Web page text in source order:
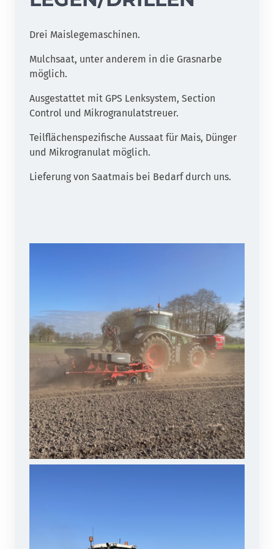
Drei Maislegemaschinen.
Mulchsaat, unter anderem in die Grasnarbe
möglich.
Ausgestattet mit GPS Lenksystem, Section
Control und Mikrogranulatstreuer.
Teilflächenspezifische Aussaat für Mais, Dünger
und Mikrogranulat möglich.
Lieferung von Saatmais bei Bedarf durch uns.